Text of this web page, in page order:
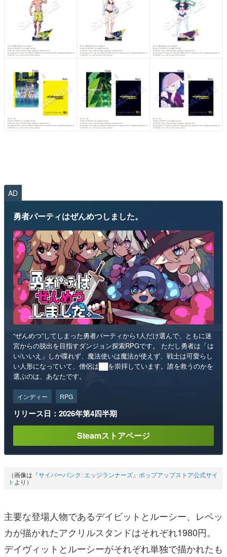
AD
勇者パーティはぜんめつしました。
“ぜんめつ”してしまった勇者パーティから1人だけ選んで、ともに迷
宮からの脱出を目指すダンジョン探索RPGです。 ただし勇者は「は
い/いいえ」しか喋れず、魔法使いは魔法が使えず、戦士は可愛らし
い人形になっていて、僧侶は██を崇拝しています。誰を救うのかを
選ぶのは、あなたです。
インディー RPG
リリース日：2026年第4四半期
Steamストアページ
（画像は 『サイバーパンク: エッジランナーズ』ポップアップストア公式サイ
ト より）
主要な登場人物であるデイビットとルーシー、レベッ
カが描かれたアクリルスタンドはそれぞれ1980円。
デイヴィットとルーシーがそれぞれ単独で描かれたも